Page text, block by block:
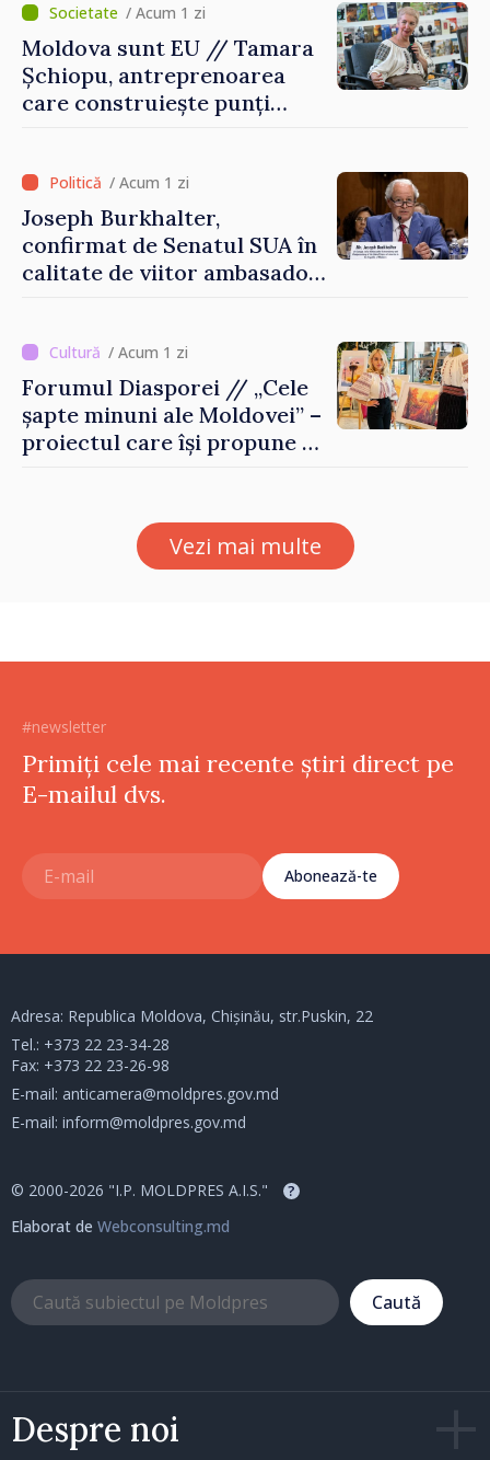
/ Acum 1 zi
Moldova sunt EU // Tamara
Șchiopu, antreprenoarea
care construiește punți
/ Acum 1 zi
Joseph Burkhalter,
confirmat de Senatul SUA în
calitate de viitor ambasador
/ Acum 1 zi
Forumul Diasporei // „Cele
șapte minuni ale Moldovei” –
proiectul care își propune să
Vezi mai multe
#newsletter
Primiți cele mai recente știri direct pe
E-mailul dvs.
Abonează-te
Despre noi
Adresa: Republica Moldova, Chișinău, str.Puskin, 22
Tel.: +373 22 23-34-28
Fax: +373 22 23-26-98
E-mail: anticamera@moldpres.gov.md
E-mail: inform@moldpres.gov.md
© 2000-2026 "I.P. MOLDPRES A.I.S." ?
Elaborat de Webconsulting.md
Caută